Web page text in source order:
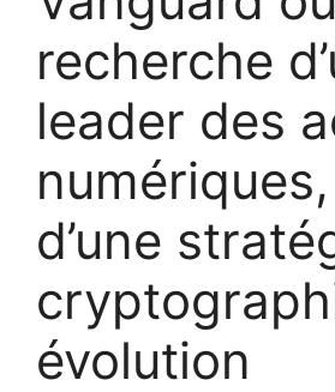
recherche
leader des
d’une
évolution